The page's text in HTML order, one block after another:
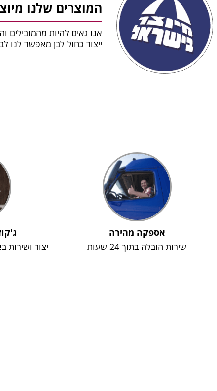
המוצרים שלנו
אנו גאים להיות מהמובילים
ייצור כחול לבן מאפשר לנו
אספקה מהירה
שירות הובלה בתוך 24 שעות
יצור ושירות